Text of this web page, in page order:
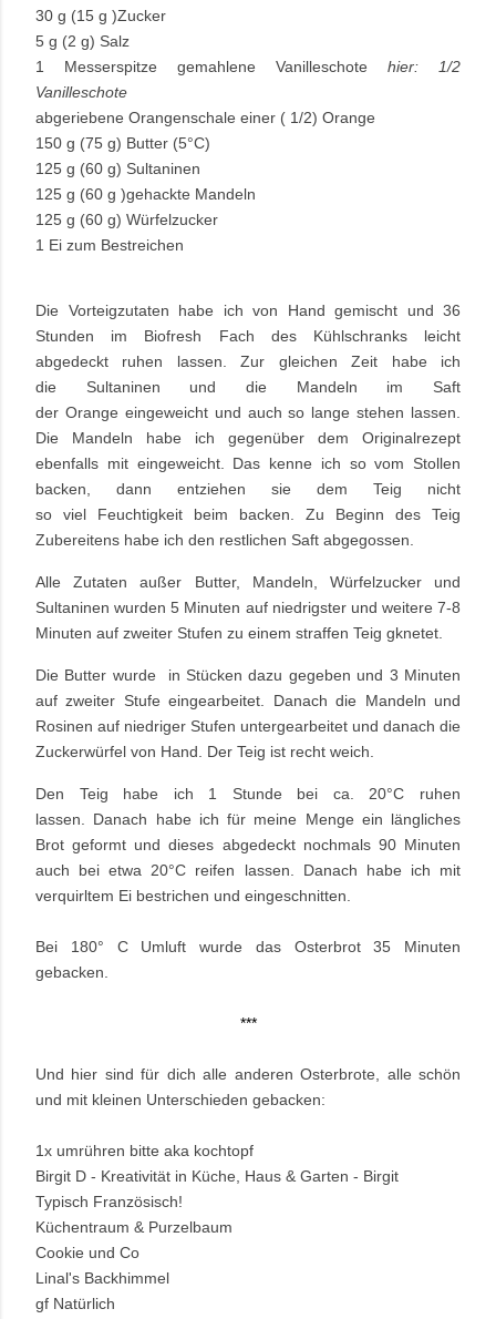
30 g (15 g )Zucker
5 g (2 g) Salz
1 Messerspitze gemahlene Vanilleschote hier: 1/2
Vanilleschote
abgeriebene Orangenschale einer ( 1/2) Orange
150 g (75 g) Butter (5°C)
125 g (60 g) Sultaninen
125 g (60 g )gehackte Mandeln
125 g (60 g) Würfelzucker
1 Ei zum Bestreichen
Die Vorteigzutaten habe ich von Hand gemischt und 36
Stunden im Biofresh Fach des Kühlschranks leicht
abgedeckt ruhen lassen. Zur gleichen Zeit habe ich
die Sultaninen und die Mandeln im Saft
der Orange eingeweicht und auch so lange stehen lassen.
Die Mandeln habe ich gegenüber dem Originalrezept
ebenfalls mit eingeweicht. Das kenne ich so vom Stollen
backen, dann entziehen sie dem Teig nicht
so viel Feuchtigkeit beim backen. Zu Beginn des Teig
Zubereitens habe ich den restlichen Saft abgegossen.
Alle Zutaten außer Butter, Mandeln, Würfelzucker und
Sultaninen wurden 5 Minuten auf niedrigster und weitere 7-8
Minuten auf zweiter Stufen zu einem straffen Teig gknetet.
Die Butter wurde in Stücken dazu gegeben und 3 Minuten
auf zweiter Stufe eingearbeitet. Danach die Mandeln und
Rosinen auf niedriger Stufen untergearbeitet und danach die
Zuckerwürfel von Hand. Der Teig ist recht weich.
Den Teig habe ich 1 Stunde bei ca. 20°C ruhen
lassen. Danach habe ich für meine Menge ein längliches
Brotgeformt und dieses abgedeckt nochmals 90 Minuten
auch bei etwa 20°C reifen lassen. Danach habe ich mit
verquirltem Ei bestrichen und eingeschnitten.
Bei 180° C Umluft wurde das Osterbrot 35 Minuten
gebacken.
***
Und hier sind für dich alle anderen Osterbrote, alle schön
und mit kleinen Unterschieden gebacken:
1x umrühren bitte aka kochtopf
Birgit D - Kreativität in Küche, Haus & Garten - Birgit
Typisch Französisch!
Küchentraum & Purzelbaum
Cookie und Co
Linal's Backhimmel
gf Natürlich